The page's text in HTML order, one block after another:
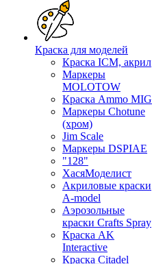
Краска для моделей
Краска ICM, акрил
Маркеры
MOLOTOW
Краска Ammo MIG
Маркеры Chotune
(хром)
Jim Scale
Маркеры DSPIAE
"128"
ХасяМоделист
Акриловые краски
A-model
Аэрозольные
краски Crafts Spray
Краска AK
Interactive
Краска Citadel